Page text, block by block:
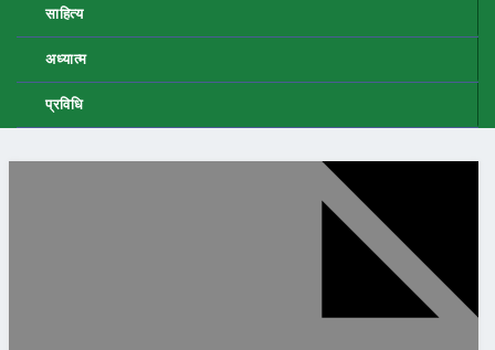
साहित्य
अध्यात्म
प्रविधि